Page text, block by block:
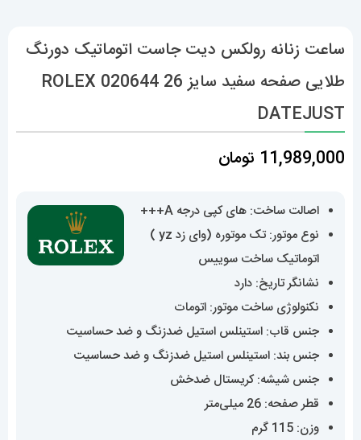
ساعت زنانه رولکس دیت جاست اتوماتیک دورنگ
طلایی صفحه سفید سایز 26 020644 ROLEX
DATEJUST
11,989,000 تومان
اصالت ساخت: های کپی درجه A+++
نوع موتور: تک موتوره (وای زد yz )
اتوماتیک ساخت سوییس
نشانگر تاریخ: دارد
نکنولوژی ساخت موتور: اتومات
جنس قاب: استینلس استیل ضدزنگ و ضد حساسیت
جنس بند: استینلس استیل ضدزنگ و ضد حساسیت
جنس شیشه: کریستال ضدخش
قطر صفحه: 26 میلی‌متر
وزن: 115 گرم